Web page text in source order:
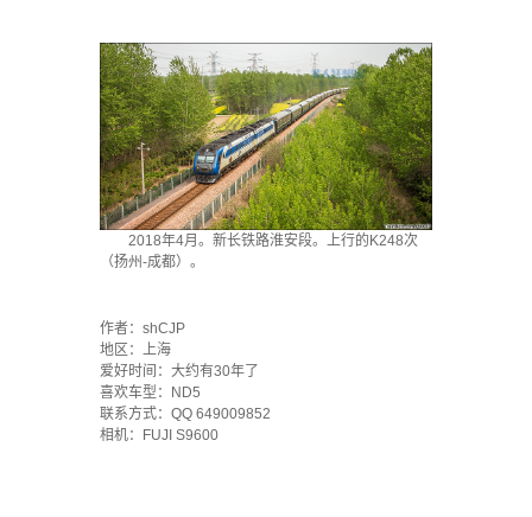
2018年4月。新长铁路淮安段。上行的K248次
（扬州-成都）。
作者：shCJP
地区：上海
爱好时间：大约有30年了
喜欢车型：ND5
联系方式：QQ 649009852
相机：FUJI S9600